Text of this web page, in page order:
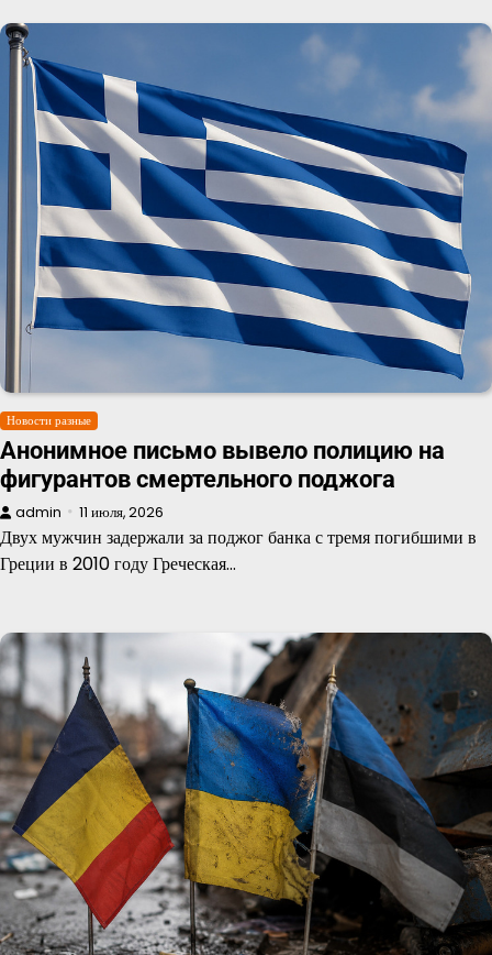
Новости разные
Анонимное письмо вывело полицию на
фигурантов смертельного поджога
admin 11 июля, 2026
Двух мужчин задержали за поджог банка с тремя погибшими в
Греции в 2010 году Греческая…